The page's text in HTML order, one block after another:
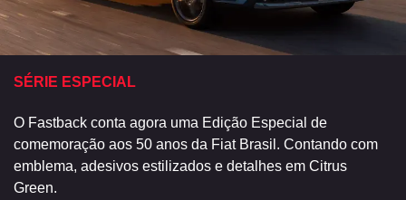
SÉRIE ESPECIAL
O Fastback conta agora uma Edição Especial de
comemoração aos 50 anos da Fiat Brasil. Contando com
emblema, adesivos estilizados e detalhes em Citrus
Green.